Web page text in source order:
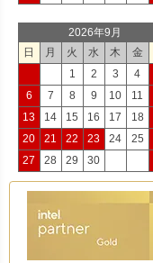
2026年9月
日
月 火 水 木 金
1
2 3 4
6
7 8 9 10 11
13
14 15 16 17 18
20
21 22 23 24 25
27
28 29 30